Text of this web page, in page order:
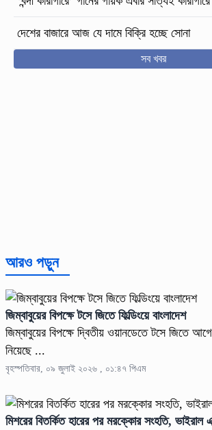
দেশের বাজারে আজ যে দামে বিক্রি হচ্ছে সোনা
সব খবর
আরও পড়ুন
জিম্বাবুয়ের বিপক্ষে টসে জিতে ফিল্ডিংয়ে বাংলাদেশ
জিম্বাবুয়ের বিপক্ষে দ্বিতীয় ওয়ানডেতে টসে জিতে আগে
নিয়েছে ...
বৃহস্পতিবার, ০৯ জুলাই ২০২৬ , ০১:৪৭ পিএম
মিশরের বিতর্কিত হারের পর মরক্কোর সংহতি, ভাইরাল